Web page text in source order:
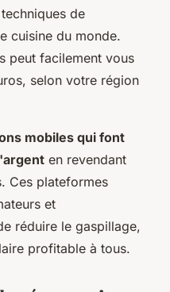
de
cuisine du monde.
peut facilement vous
selon votre région
mobiles qui font
en revendant
Ces plateformes
et
réduire le gaspillage,
profitable à tous.